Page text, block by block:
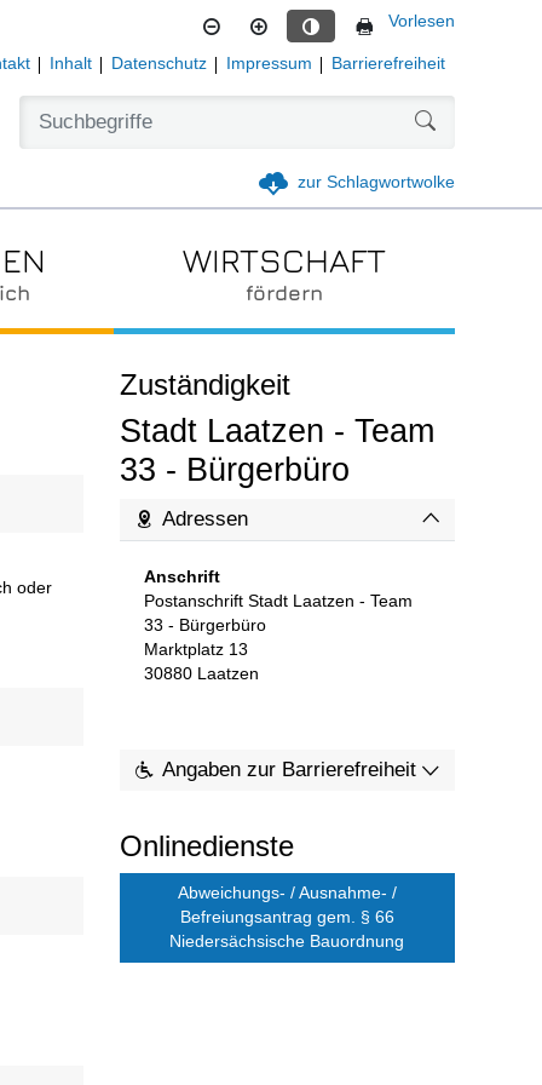
Kontrastmodus aktivieren
Vorlesen
Inhalt Datenschutz Impressum Barrierefreiheit
zur Schlagwortwolke
WIRTSCHAFT
fördern
oder
Zuständigkeit
Stadt Laatzen - Team
33 - Bürgerbüro
Adressen
Anschrift
Postanschrift Stadt Laatzen - Team
33 - Bürgerbüro
Marktplatz 13
30880 Laatzen
Angaben zur Barrierefreiheit
Onlinedienste
Abweichungs- / Ausnahme- /
Befreiungsantrag gem. § 66
Niedersächsische Bauordnung